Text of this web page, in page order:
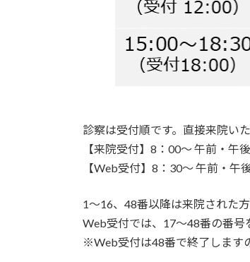
診察は受付順です。直接来院い
【来院受付】8：00～ 午前・午
【Web受付】8：30～ 午前・午
1～16、48番以降は来院された
Web受付では、17～48番の番号
※Web受付は48番で終了します